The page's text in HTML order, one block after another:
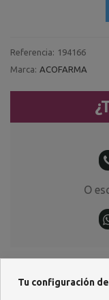
Referencia: 194166
Marca: ACOFARMA
O
Tu configuración